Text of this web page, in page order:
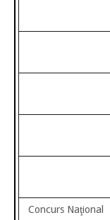
Concurs Naţional